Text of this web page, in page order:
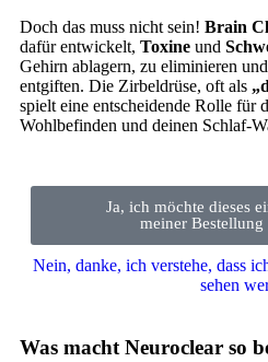
Doch das muss nicht sein! Brain
dafür entwickelt, Toxine und
Gehirn ablagern, zu eliminieren
entgiften. Die Zirbeldrüse, oft als
spielt eine entscheidende Rolle für
Wohlbefinden und deinen Schlaf-
Ja, ich möchte dieses
meiner
Nein, danke, ich verstehe, dass
sehen
Was macht Neuroclear so